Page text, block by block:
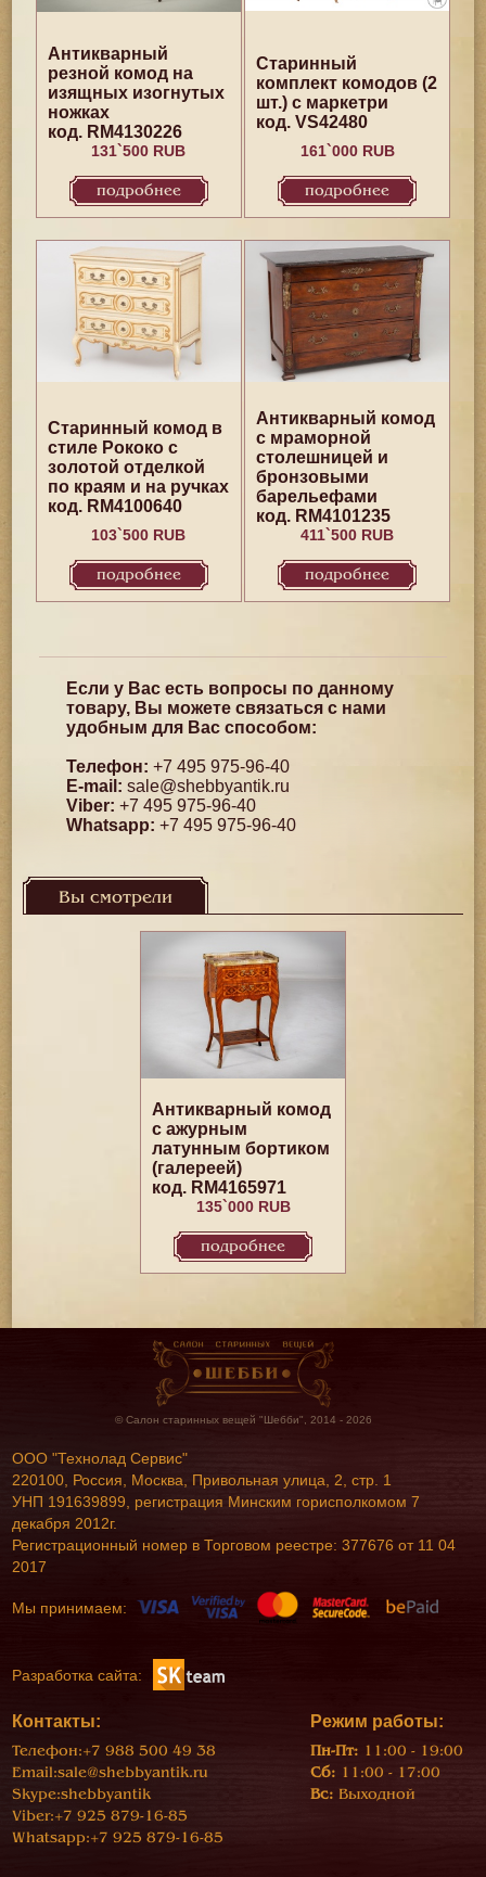
Антикварный
резной комод на
изящных изогнутых
ножках
код. RM4130226
131`500 RUB
подробнее
Старинный
комплект комодов (2
шт.) с маркетри
код. VS42480
161`000 RUB
подробнее
Старинный комод в
стиле Рококо с
золотой отделкой
по краям и на ручках
код. RM4100640
103`500 RUB
подробнее
Антикварный комод
с мраморной
столешницей и
бронзовыми
барельефами
код. RM4101235
411`500 RUB
подробнее
Если у Вас есть вопросы по данному
товару, Вы можете связаться с нами
удобным для Вас способом:
Телефон: +7 495 975-96-40
E-mail: sale@shebbyantik.ru
Viber: +7 495 975-96-40
Whatsapp: +7 495 975-96-40
Вы смотрели
Антикварный комод
с ажурным
латунным бортиком
(галереей)
код. RM4165971
135`000 RUB
подробнее
© Салон старинных вещей "Шебби", 2014 - 2026
ООО "Технолад Сервис"
220100, Россия, Москва, Привольная улица, 2, стр. 1
УНП 191639899, регистрация Минским горисполкомом 7
декабря 2012г.
Регистрационный номер в Торговом реестре: 377676 от 11 04
2017
Мы принимаем:
Разработка сайта:
Контакты:
Телефон:+7 988 500 49 38
Email:sale@shebbyantik.ru
Skype:shebbyantik
Viber:+7 925 879-16-85
Whatsapp:+7 925 879-16-85
Режим работы:
Пн-Пт: 11:00 - 19:00
Сб: 11:00 - 17:00
Вс: Выходной